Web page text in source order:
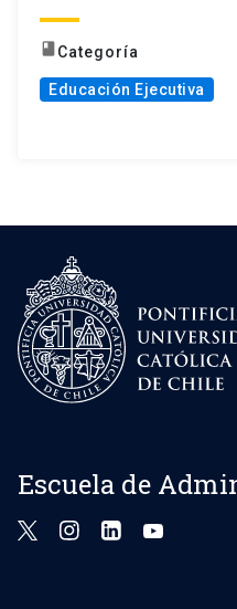
book Categoría
Educación Ejecutiva
Escuela de